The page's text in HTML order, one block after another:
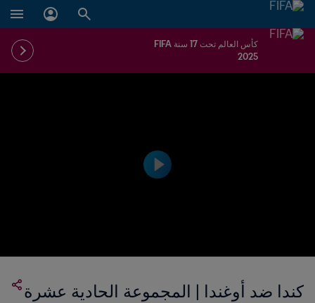
كأس العالم تحت 17 سنة FIFA
2025
كندا ضد أوغندا | المجموعة الحادية عشرة